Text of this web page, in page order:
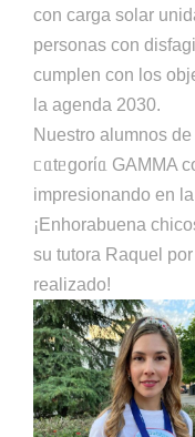
con carga solar
personas con
cumplen con los
la agenda 2030.
Nuestro alumnos
ᥴᥲtᥱgorίᥲ GAMMA
impresionando en
¡Enhorabuena
su tutora Raquel
realizado!